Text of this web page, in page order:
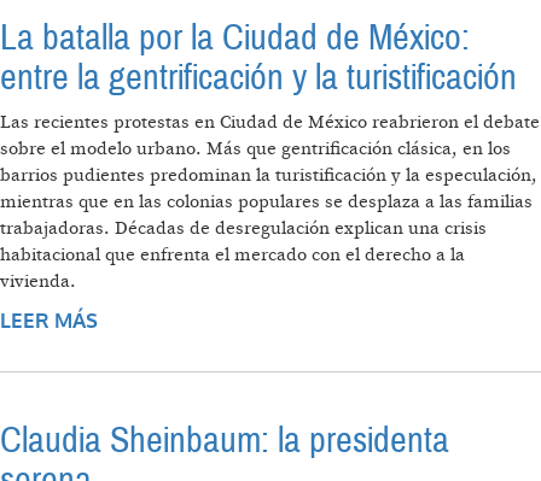
La batalla por la Ciudad de México:
entre la gentrificación y la turistificación
Las recientes protestas en Ciudad de México reabrieron el debate
sobre el modelo urbano. Más que gentrificación clásica, en los
barrios pudientes predominan la turistificación y la especulación,
mientras que en las colonias populares se desplaza a las familias
trabajadoras. Décadas de desregulación explican una crisis
habitacional que enfrenta el mercado con el derecho a la
vivienda.
LEER MÁS
TURISTIFICACIÓN
Claudia Sheinbaum: la presidenta